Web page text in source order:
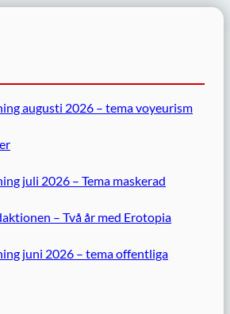
augusti 2026 – tema voyeurism
juli 2026 – Tema maskerad
– Två år med Erotopia
juni 2026 – tema offentliga